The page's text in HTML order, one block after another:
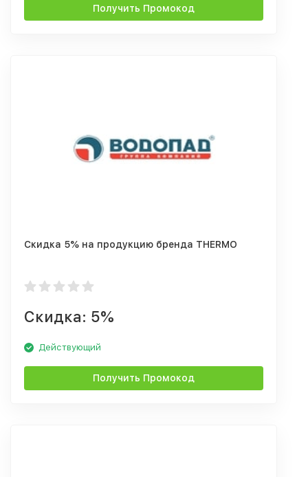
Получить Промокод
Скидка 5% на продукцию бренда THERMO
Скидка: 5%
Действующий
Получить Промокод